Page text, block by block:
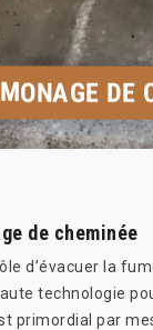
de cheminée
d’évacuer la
technologie
primordial par